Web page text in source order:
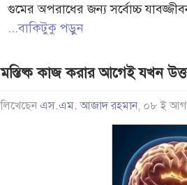
গুমের অপরাধের জন্য সর্বোচ্চ
...বাকিটুকু পড়ুন
মস্তিষ্ক কাজ করার আগেই যখন
লিখেছেন এস.এম. আজাদ রহমান, ০৮ ই